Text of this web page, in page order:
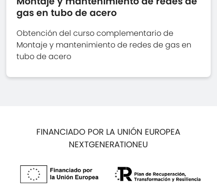
gas en tubo de acero
Obtención del curso complementario de
Montaje y mantenimiento de redes de gas en
tubo de acero
FINANCIADO POR LA UNIÓN EUROPEA
NEXTGENERATIONEU